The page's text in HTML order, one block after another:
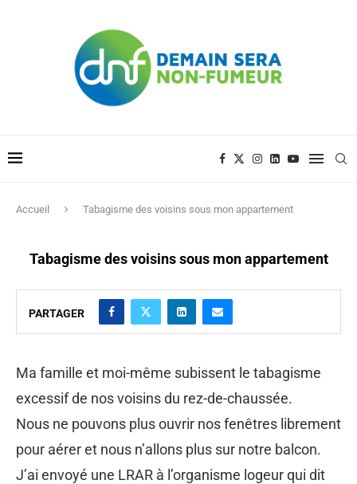
Accueil Tabagisme des voisins sous mon appartement
Tabagisme des voisins sous mon appartement
PARTAGER
Ma famille et moi-même subissent le tabagisme
excessif de nos voisins du rez-de-chaussée.
Nous ne pouvons plus ouvrir nos fenêtres librement
pour aérer et nous n’allons plus sur notre balcon.
J’ai envoyé une LRAR à l’organisme logeur qui dit